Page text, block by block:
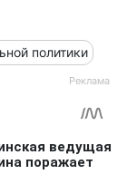
политики